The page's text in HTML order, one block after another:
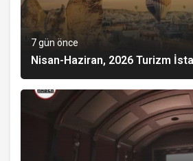
7 gün önce
Nisan-Haziran, 2026 Turizm